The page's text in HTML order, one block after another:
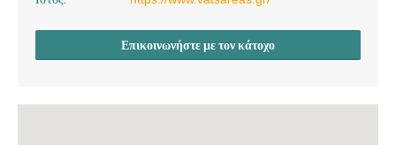
Επικοινωνήστε με τον κάτοχο